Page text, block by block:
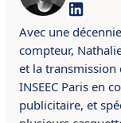
Avec une
compteur,
et la transmission
INSEEC Paris en
publicitaire, et